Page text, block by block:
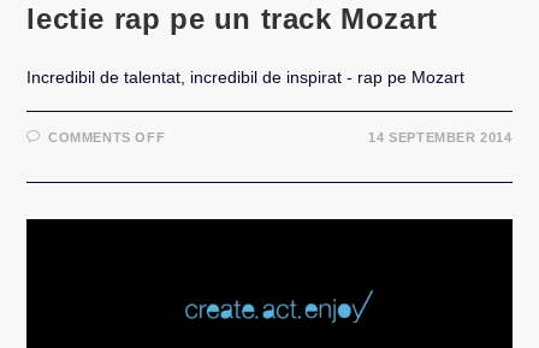
lectie rap pe un track Mozart
Incredibil de talentat, incredibil de inspirat - rap pe Mozart
COMMENTS OFFON
LETHAL
MOZART
14 SEPTEMBER 2014